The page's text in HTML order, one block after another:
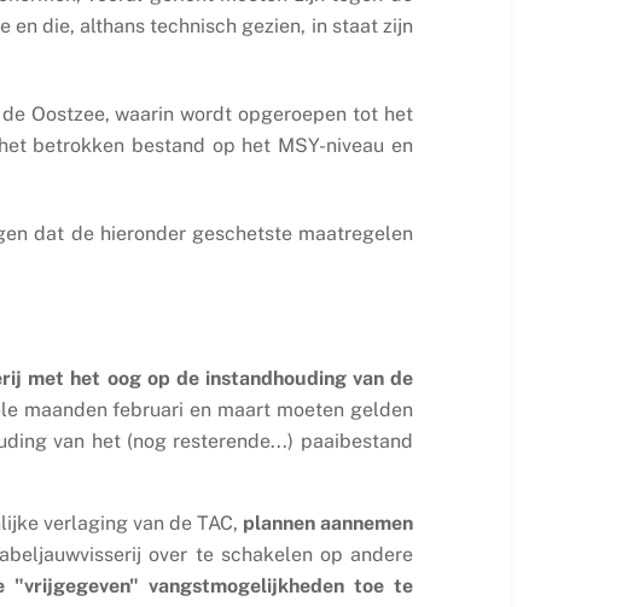
die, althans technisch gezien, in staat zijn
Oostzee, waarin wordt opgeroepen tot het
betrokken bestand op het MSY-niveau en
dat de hieronder geschetste maatregelen
met het oog op de instandhouding van de
maanden februari en maart moeten gelden
van het (nog resterende...) paaibestand
verlaging van de TAC, plannen aannemen
over te schakelen op andere
"vrijgegeven" vangstmogelijkheden toe te